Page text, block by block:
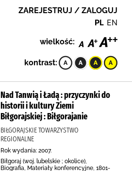
ZAREJESTRUJ / ZALOGUJ
PL EN
wielkość:
kontrast:
Nad Tanwią i Ładą : przyczynki do
historii i kultury Ziemi
Biłgorajskiej : Biłgorajanie
BIŁGORAJSKIE TOWARZYSTWO
REGIONALNE
Rok wydania: 2007.
Biłgoraj (woj. lubelskie ; okolice),
Biografia, Materiały konferencyjne, 1801-